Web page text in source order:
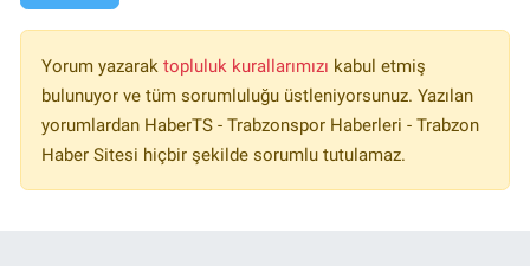
Yorum yazarak topluluk kurallarımızı kabul etmiş
bulunuyor ve tüm sorumluluğu üstleniyorsunuz. Yazılan
yorumlardan HaberTS - Trabzonspor Haberleri - Trabzon
Haber Sitesi hiçbir şekilde sorumlu tutulamaz.